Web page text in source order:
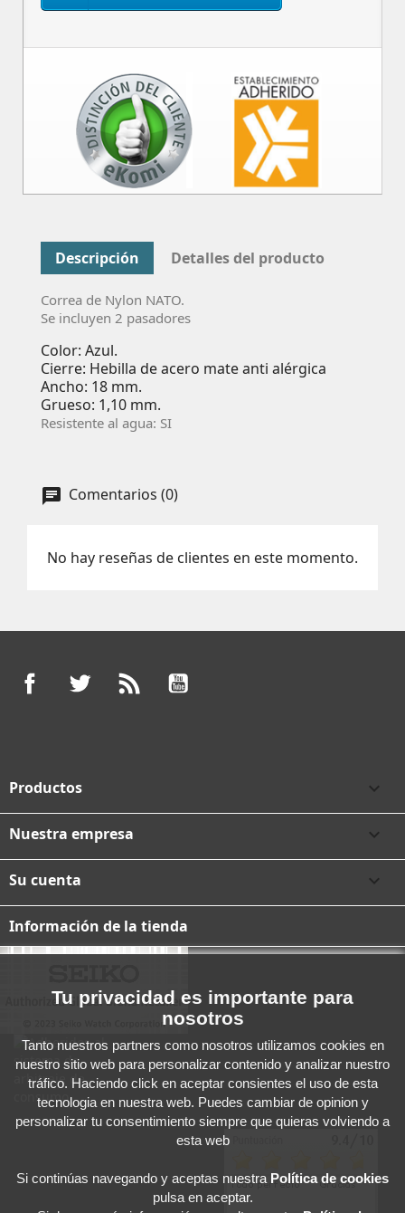
Descripción Detalles del producto
Correa de Nylon NATO.
Se incluyen 2 pasadores
Color: Azul.
Cierre: Hebilla de acero mate anti alérgica
Ancho: 18 mm.
Grueso: 1,10 mm.
Resistente al agua: SI
Comentarios (0)
No hay reseñas de clientes en este momento.
FacebookTwitter
Productos 
Nuestra empresa 
Su cuenta 
Información de la tienda
Tu privacidad es importante para
nosotros
Tanto nuestros partners como nosotros utilizamos cookies en
nuestro sitio web para personalizar contenido y analizar nuestro
tráfico. Haciendo click en aceptar consientes el uso de esta
tecnologia en nuestra web. Puedes cambiar de opinion y
personalizar tu consentimiento siempre que quieras volviendo a
esta web
Si continúas navegando y aceptas nuestra Política de cookies
pulsa en aceptar.